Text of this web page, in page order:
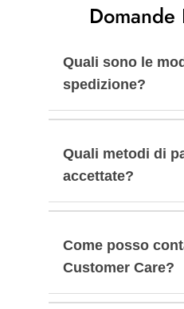
Quali sono le
spedizione?
Quali metodi di
accettate?
Come posso
Customer Care?